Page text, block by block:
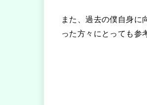
また、過去の僕自身に
った方々にとっても参